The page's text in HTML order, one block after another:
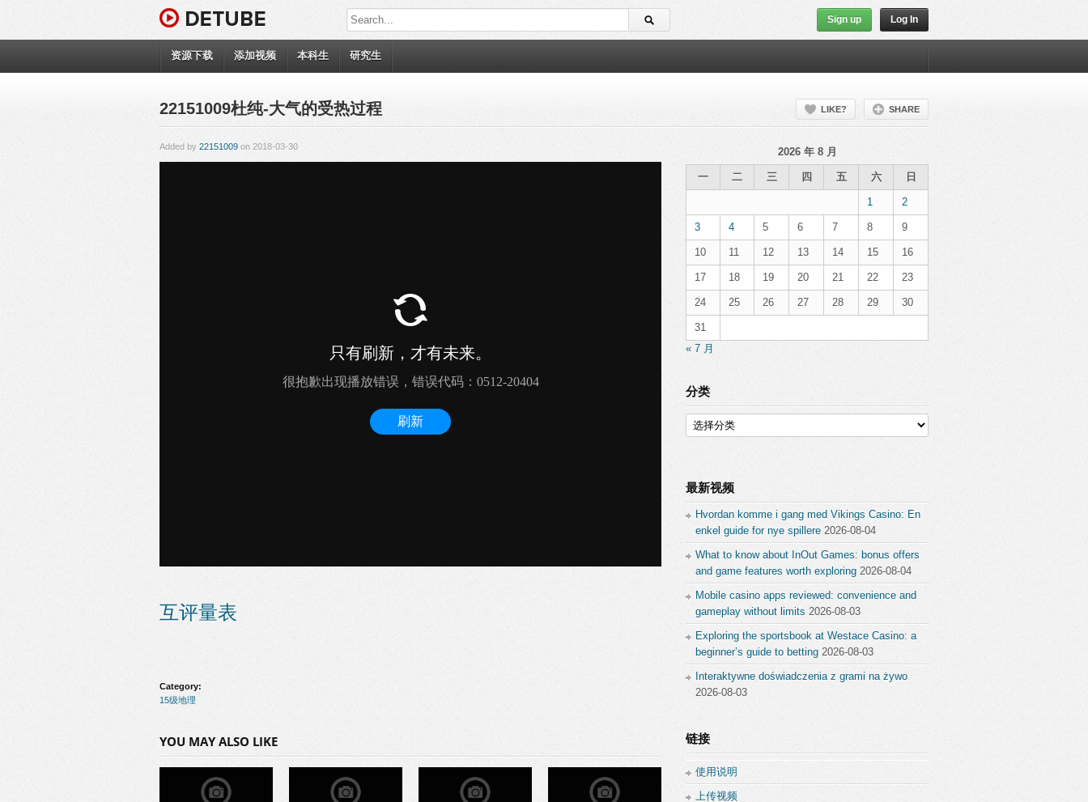
Sign up Log In
资源下载 添加视频 本科生 研究生
22151009杜纯-大气的受热过程 LIKE? SHARE
Added by 22151009 on 2018-03-30
互评量表
Category:
15级地理
YOU MAY ALSO LIKE
2026 年 8 月
一 二 三 四 五 六 日
1 2
3 4 5 6 7 8 9
10 11 12 13 14 15 16
17 18 19 20 21 22 23
24 25 26 27 28 29 30
31
« 7 月
分类
分
类
最新视频
Hvordan komme i gang med Vikings Casino: En
enkel guide for nye spillere 2026-08-04
What to know about InOut Games: bonus offers
and game features worth exploring 2026-08-04
Mobile casino apps reviewed: convenience and
gameplay without limits 2026-08-03
Exploring the sportsbook at Westace Casino: a
beginner’s guide to betting 2026-08-03
Interaktywne doświadczenia z grami na żywo
2026-08-03
链接
使用说明
上传视频